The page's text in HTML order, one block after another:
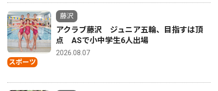
スポーツ
藤沢
アクラブ藤沢 ジュニア五輪、目指すは頂
点 ASで小中学生6人出場
2026.08.07